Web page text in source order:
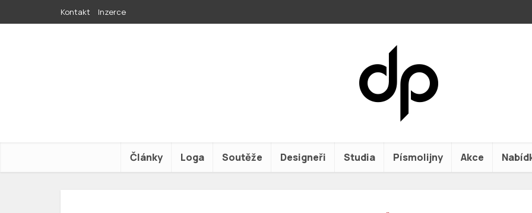
Kontakt Inzerce
Články Loga Soutěže Designeři Studia Písmolijny Akce